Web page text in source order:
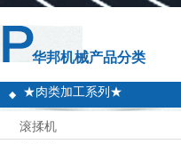
华邦机械产品分类
★肉类加工系列★
滚揉机